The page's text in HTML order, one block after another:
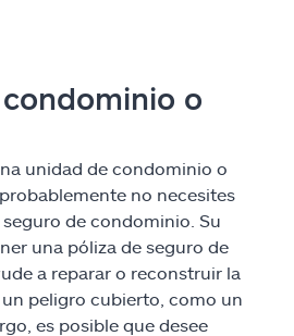
o
unidad de condominio o
no necesites
de condominio. Su
una póliza de seguro de
a reparar o reconstruir la
peligro cubierto, como un
es posible que desee